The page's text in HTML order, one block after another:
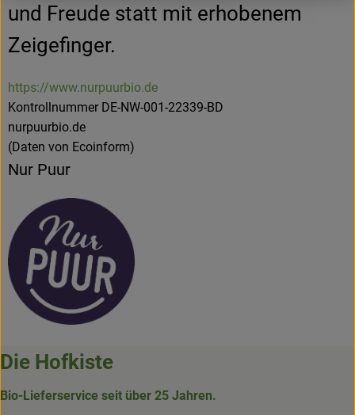
und Freude statt mit erhobenem
Zeigefinger.
https://www.nurpuurbio.de
Kontrollnummer DE-NW-001-22339-BD
nurpuurbio.de
(Daten von Ecoinform)
Nur Puur
Die Hofkiste
Bio-Lieferservice seit über 25 Jahren.